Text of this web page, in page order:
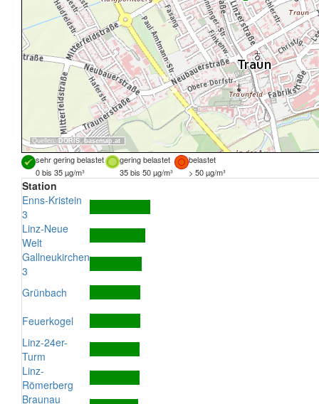
Quellen: DORIS, basemap.at
sehr gering belastet gering belastet
belastet
0 bis 35 µg/m³
35 bis 50 µg/m³ > 50 µg/m³
Station
Enns-Kristein
3
Linz-Neue
Welt
Gallneukirchen
3
Grünbach
Feuerkogel
Linz-24er-
Turm
Linz-
Römerberg
Braunau